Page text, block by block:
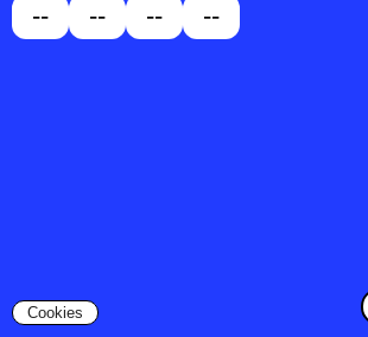
Cookies
-- -- -- --